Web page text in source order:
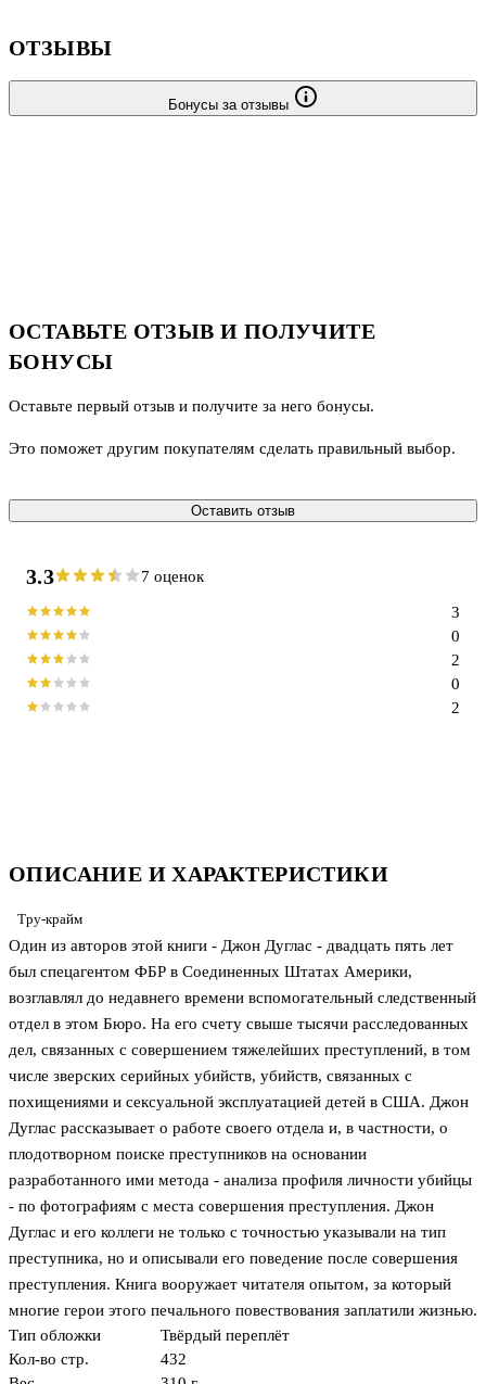
ОПИСАНИЕ И ХАРАКТЕРИСТИКИ
Тру-крайм
Один из авторов этой книги - Джон Дуглас - двадцать пять лет
был спецагентом ФБР в Соединенных Штатах Америки,
возглавлял до недавнего времени вспомогательный следственный
отдел в этом Бюро. На его счету свыше тысячи расследованных
дел, связанных с совершением тяжелейших преступлений, в том
числе зверских серийных убийств, убийств, связанных с
похищениями и сексуальной эксплуатацией детей в США. Джон
Дуглас рассказывает о работе своего отдела и, в частности, о
плодотворном поиске преступников на основании
разработанного ими метода - анализа профиля личности убийцы
- по фотографиям с места совершения преступления. Джон
Дуглас и его коллеги не только с точностью указывали на тип
преступника, но и описывали его поведение после совершения
преступления. Книга вооружает читателя опытом, за который
многие герои этого печального повествования заплатили жизнью.
Тип обложки
Твёрдый переплёт
Кол-во стр.
432
ОТЗЫВЫ
Бонусы за отзывы
ОСТАВЬТЕ ОТЗЫВ И ПОЛУЧИТЕ
БОНУСЫ
Оставьте первый отзыв и получите за него бонусы.
Это поможет другим покупателям сделать правильный выбор.
Оставить отзыв
3.3 7 оценок
2
0
2
0
3